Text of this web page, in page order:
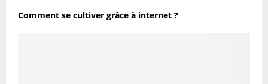
Comment se cultiver grâce à internet ?